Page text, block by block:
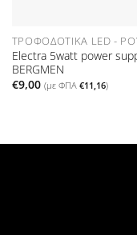
Electra 5watt power
BERGMEN
€9,00 (με ΦΠΑ €11,16)